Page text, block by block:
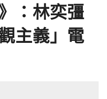
：林奕彊
主義」電